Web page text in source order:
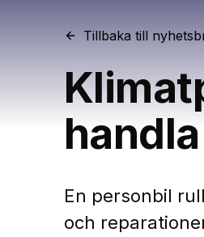
Tillbaka till
En personbil
och